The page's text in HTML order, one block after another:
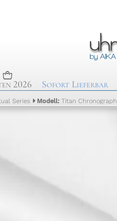
n
2026 Sofort Lieferbar
Series Modell:Titan Chronograph